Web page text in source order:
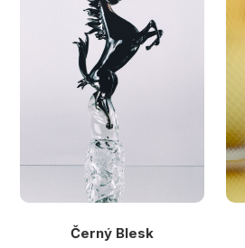
Černý Blesk